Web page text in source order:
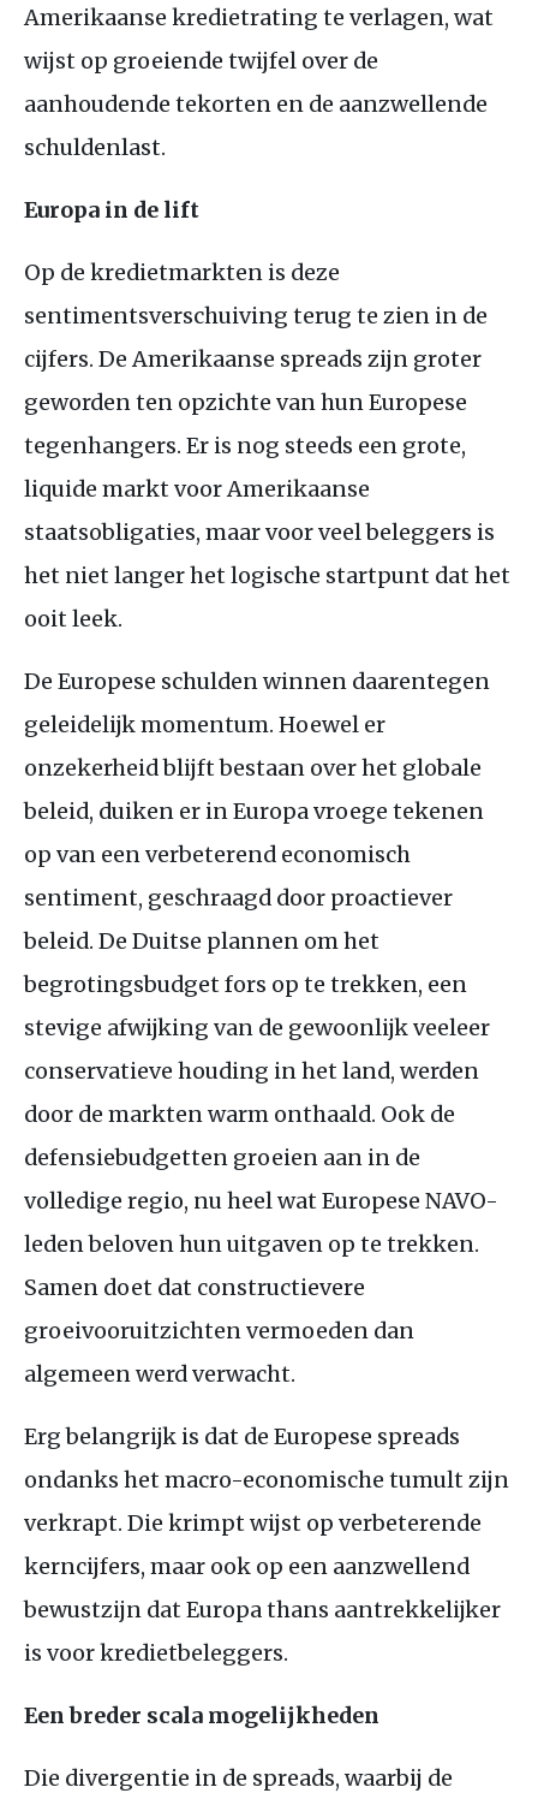
Amerikaanse kredietrating te verlagen, wat
wijst op groeiende twijfel over de
aanhoudende tekorten en de aanzwellende
schuldenlast.
Europa in de lift
Op de kredietmarkten is deze
sentimentsverschuiving terug te zien in de
cijfers. De Amerikaanse spreads zijn groter
geworden ten opzichte van hun Europese
tegenhangers. Er is nog steeds een grote,
liquide markt voor Amerikaanse
staatsobligaties, maar voor veel beleggers is
het niet langer het logische startpunt dat het
ooit leek.
De Europese schulden winnen daarentegen
geleidelijk momentum. Hoewel er
onzekerheid blijft bestaan over het globale
beleid, duiken er in Europa vroege tekenen
op van een verbeterend economisch
sentiment, geschraagd door proactiever
beleid. De Duitse plannen om het
begrotingsbudget fors op te trekken, een
stevige afwijking van de gewoonlijk veeleer
conservatieve houding in het land, werden
door de markten warm onthaald. Ook de
defensiebudgetten groeien aan in de
volledige regio, nu heel wat Europese NAVO-
leden beloven hun uitgaven op te trekken.
Samen doet dat constructievere
groeivooruitzichten vermoeden dan
algemeen werd verwacht.
Erg belangrijk is dat de Europese spreads
ondanks het macro-economische tumult zijn
verkrapt. Die krimpt wijst op verbeterende
kerncijfers, maar ook op een aanzwellend
bewustzijn dat Europa thans aantrekkelijker
is voor kredietbeleggers.
Een breder scala mogelijkheden
Die divergentie in de spreads, waarbij de